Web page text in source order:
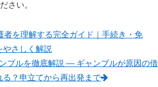
さい。
者を理解する完全ガイド｜手続き・免
やさしく解説
ブルを徹底解説 — ギャンブルが原因の借
？申立てから再出発まで